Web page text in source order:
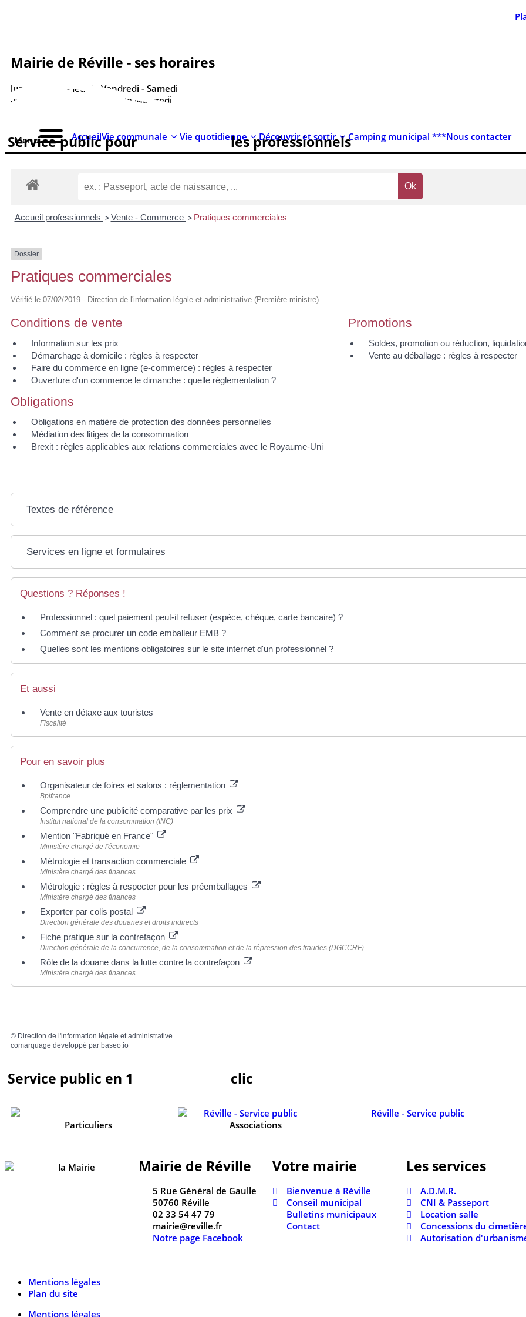
Mairie de Réville - ses horaires
lundi - Mardi - Jeudi - Vendredi - Samedi
de 9h00 à 12h00 - Fermée le Mercredi
Menu AccueilVie communale Vie quotidienne Découvrir et sortir Camping municipal ***Nous contacter
Service public pour les professionnels
Accueil professionnels > Vente - Commerce > Pratiques commerciales
Dossier
Pratiques commerciales
Vérifié le 07/02/2019 - Direction de l'information légale et administrative (Première ministre)
Conditions de vente
Information sur les prix
Démarchage à domicile : règles à respecter
Faire du commerce en ligne (e-commerce) : règles à respecter
Ouverture d'un commerce le dimanche : quelle réglementation ?
Promotions
Soldes, promotion ou réduction,
Vente au déballage : règles à respecter
Obligations
Obligations en matière de protection des données personnelles
Médiation des litiges de la consommation
Brexit : règles applicables aux relations commerciales avec le Royaume-Uni
Textes de référence
Services en ligne et formulaires
Questions ? Réponses !
Professionnel : quel paiement peut-il refuser (espèce, chèque, carte bancaire) ?
Comment se procurer un code emballeur EMB ?
Quelles sont les mentions obligatoires sur le site internet d'un professionnel ?
Et aussi
Vente en détaxe aux touristes
Fiscalité
Pour en savoir plus
Organisateur de foires et salons : réglementation
Bpifrance
Comprendre une publicité comparative par les prix
Institut national de la consommation (INC)
Mention "Fabriqué en France"
Ministère chargé de l'économie
Métrologie et transaction commerciale
Ministère chargé des finances
Métrologie : règles à respecter pour les préemballages
Ministère chargé des finances
Exporter par colis postal
Direction générale des douanes et droits indirects
Fiche pratique sur la contrefaçon
Direction générale de la concurrence, de la consommation et de la répression des fraudes (DGCCRF)
Rôle de la douane dans la lutte contre la contrefaçon
Ministère chargé des finances
© Direction de l'information légale et administrative
comarquage developpé par baseo.io
Service public en 1 clic
Particuliers Associations
Mairie de Réville
5 Rue Général de Gaulle
50760 Réville
02 33 54 47 79
mairie@reville.fr
Notre page Facebook
Votre mairie
Bienvenue à Réville
Conseil municipal
Bulletins municipaux
Contact
Les services
A.D.M.R.
CNI & Passeport
Location salle
Concessions du
Autorisation
Mentions légales
Plan du site
Mentions légales